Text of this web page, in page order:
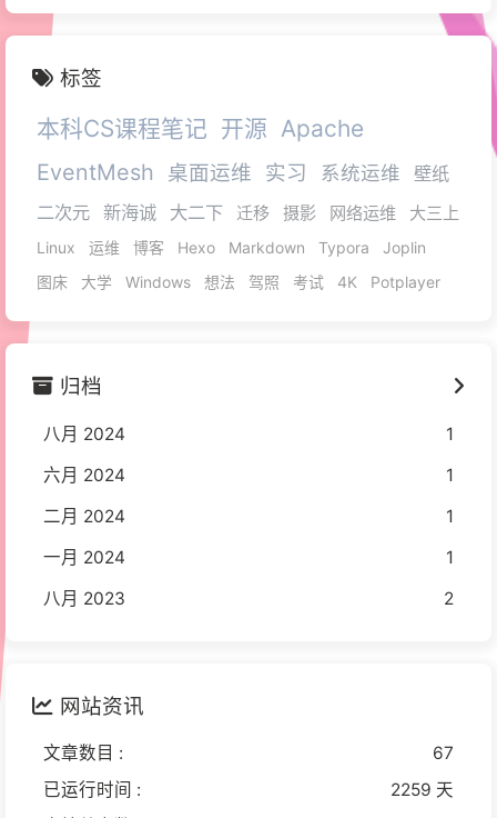
标签
本科CS课程笔记 开源 Apache
EventMesh 桌面运维 实习 系统运维
壁纸
二次元 新海诚 大二下 迁移 摄影 网络运维 大三上
Linux 运维 博客 Hexo Markdown Typora
Joplin
图床
大学 Windows 想法 驾照 考试 4K Potplayer
归档
八月 2024
1
六月 2024
1
二月 2024
1
一月 2024
1
八月 2023
2
网站资讯
文章数目 :
67
已运行时间 :
2259 天